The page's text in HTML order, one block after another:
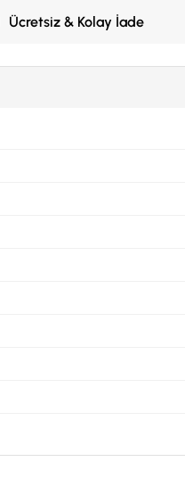
Ücretsiz & Kolay İade